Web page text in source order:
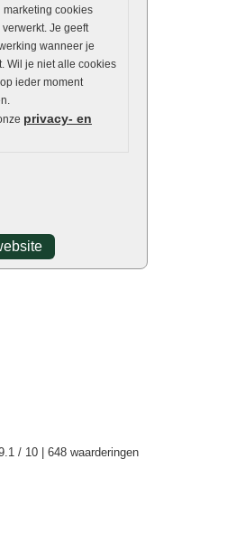
marketing cookies
Je geeft
wanneer je
Wil je niet alle cookies
ieder moment
privacy- en
/ 10 | 648 waarderingen